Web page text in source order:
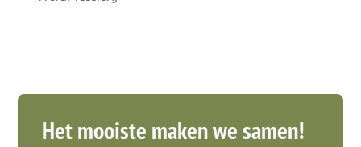
Het mooiste maken we samen!